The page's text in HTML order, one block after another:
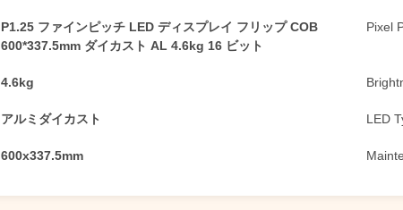
P1.25 ファインピッチ LED ディスプレイ フリップ COB
600*337.5mm ダイカスト AL 4.6kg 16 ビット
Pixel
4.6kg
アルミダイカスト LED
600x337.5mm